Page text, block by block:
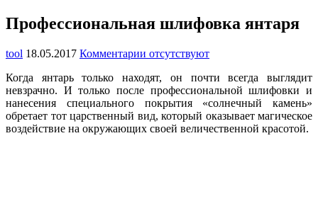
Профессиональная шлифовка янтаря
tool 18.05.2017 Комментарии отсутствуют
Когда янтарь только находят, он почти всегда выглядит
невзрачно. И только после профессиональной шлифовки и
нанесения специального покрытия «солнечный камень»
обретает тот царственный вид, который оказывает магическое
воздействие на окружающих своей величественной красотой.